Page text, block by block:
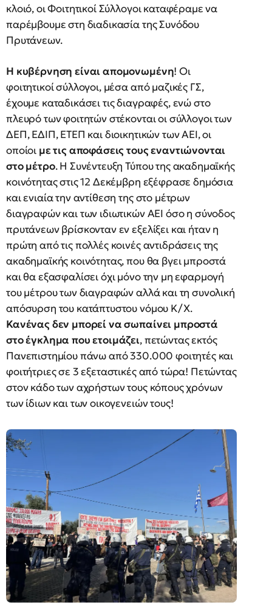
κλοιό, οι Φοιτητικοί Σύλλογοι καταφέραμε να
παρέμβουμε στη διαδικασία της Συνόδου
Πρυτάνεων.
Η κυβέρνηση είναι απομονωμένη! Οι
φοιτητικοί σύλλογοι, μέσα από μαζικές ΓΣ,
έχουμε καταδικάσει τις διαγραφές, ενώ στο
πλευρό των φοιτητών στέκονται οι σύλλογοι των
ΔΕΠ, ΕΔΙΠ, ΕΤΕΠ και διοικητικών των ΑΕΙ, οι
οποίοι με τις αποφάσεις τους εναντιώνονται
στο μέτρο. Η Συνέντευξη Τύπου της ακαδημαϊκής
κοινότητας στις 12 Δεκέμβρη εξέφρασε δημόσια
και ενιαία την αντίθεση της στο μέτρων
διαγραφών και των ιδιωτικών ΑΕΙ όσο η σύνοδος
πρυτάνεων βρίσκονταν εν εξελίξει και ήταν η
πρώτη από τις πολλές κοινές αντιδράσεις της
ακαδημαϊκής κοινότητας, που θα βγει μπροστά
και θα εξασφαλίσει όχι μόνο την μη εφαρμογή
του μέτρου των διαγραφών αλλά και τη συνολική
απόσυρση του κατάπτυστου νόμου Κ/Χ.
Κανένας δεν μπορεί να σωπαίνει μπροστά
στο έγκλημα που ετοιμάζει, πετώντας εκτός
Πανεπιστημίου πάνω από 330.000 φοιτητές και
φοιτήτριες σε 3 εξεταστικές από τώρα! Πετώντας
στον κάδο των αχρήστων τους κόπους χρόνων
των ίδιων και των οικογενειών τους!